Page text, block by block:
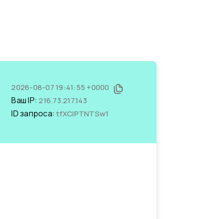
2026-08-07 19:41:55 +0000
Ваш IP:216.73.217.143
ID запроса:tfXClPTNTSw1